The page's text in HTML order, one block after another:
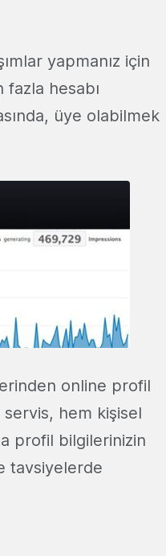
yapmanız için
hesabı
üye olabilmek
online profil
servis, hem kişisel
profil bilgilerinizin
tavsiyelerde